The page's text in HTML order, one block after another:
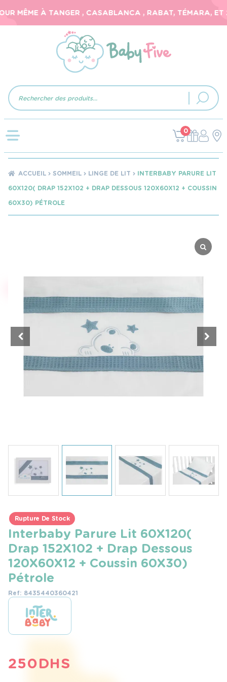
MÊME À TANGER , CASABLANCA , RABAT, TÉMARA, ET
Recherche
de
produits
0
ACCUEIL SOMMEIL LINGE DE LIT
INTERBABY PARURE LIT
60X120( DRAP 152X102 + DRAP DESSOUS 120X60X12 + COUSSIN
60X30) PÉTROLE
Rupture De Stock
Interbaby Parure Lit 60X120(
Drap 152X102 + Drap Dessous
120X60X12 + Coussin 60X30)
Pétrole
Ref: 8435440360421
250DHS